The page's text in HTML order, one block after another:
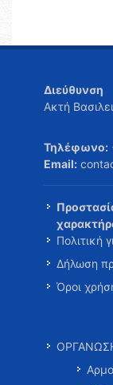
Διεύθυνση
Ακτή
Τηλέφωνο:
Email:
Πολιτική
Δήλωση
Όροι